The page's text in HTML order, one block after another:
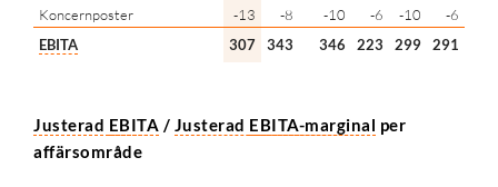
Koncernposter
-13 -8 -10 -6 -10
-6
EBITA
307 343 346 223 299 291
Justerad EBITA / Justerad EBITA-marginal per
affärsområde